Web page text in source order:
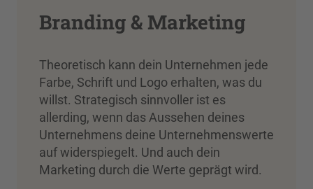
Branding & Marketing
Theoretisch kann dein Unternehmen jede
Farbe, Schrift und Logo erhalten, was du
willst. Strategisch sinnvoller ist es
allerding, wenn das Aussehen deines
Unternehmens deine Unternehmenswerte
auf widerspiegelt. Und auch dein
Marketing durch die Werte geprägt wird.